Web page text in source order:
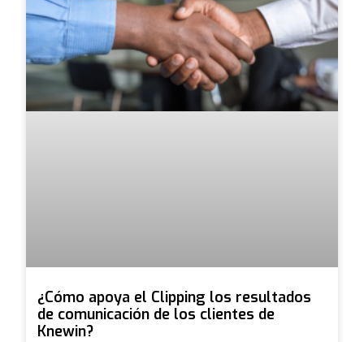
¿Cómo apoya el Clipping los resultados
de comunicación de los clientes de
Knewin?